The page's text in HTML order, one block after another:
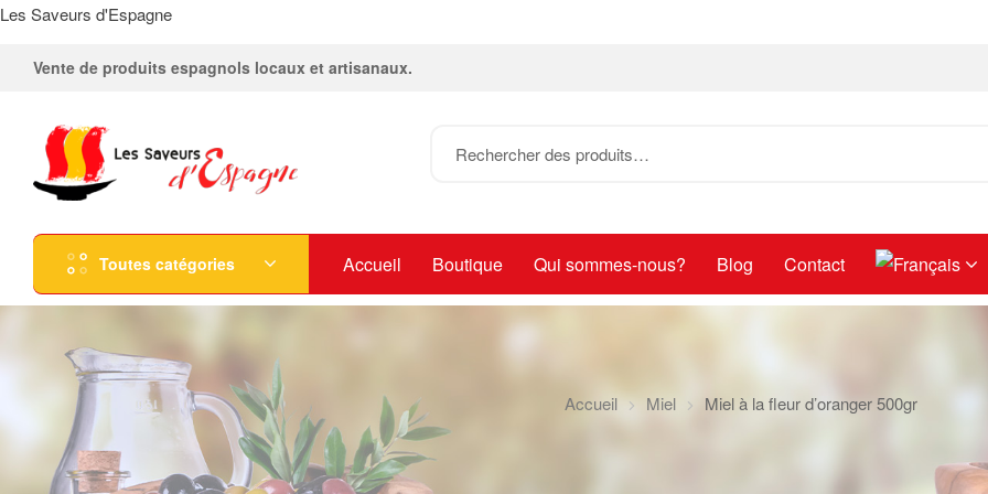
Les Saveurs d'Espagne
Vente de produits espagnols locaux et artisanaux.
Toutes catégories Accueil Boutique Qui sommes-nous? Blog Contact
Accueil Miel Miel à la fleur d’oranger 500gr